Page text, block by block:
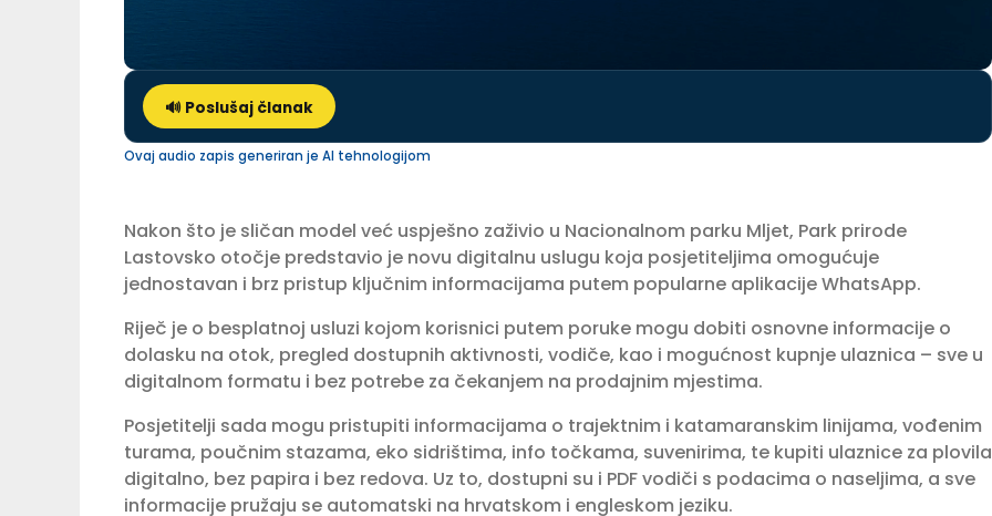
🔊 Poslušaj članak
Ovaj audio zapis generiran je AI tehnologijom
Nakon što je sličan model već uspješno zaživio u Nacionalnom parku Mljet, Park prirode
Lastovsko otočje predstavio je novu digitalnu uslugu koja posjetiteljima omogućuje
jednostavan i brz pristup ključnim informacijama putem popularne aplikacije WhatsApp.
Riječ je o besplatnoj usluzi kojom korisnici putem poruke mogu dobiti osnovne informacije o
dolasku na otok, pregled dostupnih aktivnosti, vodiče, kao i mogućnost kupnje ulaznica – sve u
digitalnom formatu i bez potrebe za čekanjem na prodajnim mjestima.
Posjetitelji sada mogu pristupiti informacijama o trajektnim i katamaranskim linijama, vođenim
turama, poučnim stazama, eko sidrištima, info točkama, suvenirima, te kupiti ulaznice za plovila
digitalno, bez papira i bez redova. Uz to, dostupni su i PDF vodiči s podacima o naseljima, a sve
informacije pružaju se automatski na hrvatskom i engleskom jeziku.